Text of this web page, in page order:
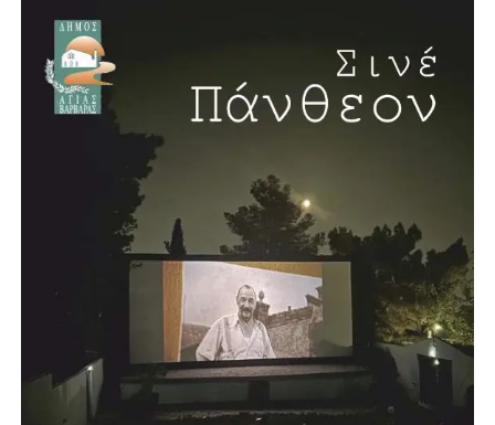
Η συνέντευξη έκλεισε με μία ιδιαίτερα θετική είδηση για
την πόλη. Ο Λάμπρος Μίχος επιβεβαίωσε ότι προχωρά η
δημιουργία νέου κλειστού κολυμβητηρίου στην Αγία
Βαρβάρα, με πισίνα μήκους 25 μέτρων. Το έργο, όπως
ανέφερε, προωθείται σε συνεργασία με την Περιφέρεια και
πρόκειται να κατασκευαστεί σε χώρο χαρακτηρισμένο για
αθλητικές εγκαταστάσεις.